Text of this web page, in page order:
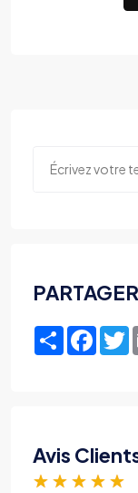
PARTAGER
Share
Avis
★ ★ ★ ★ ★